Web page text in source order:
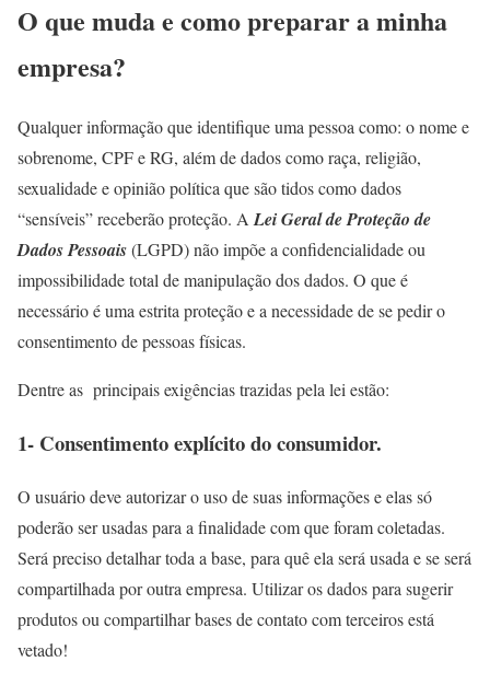
O que muda e como preparar a minha
empresa?
Qualquer informação que identifique uma pessoa como: o nome e
sobrenome, CPF e RG, além de dados como raça, religião,
sexualidade e opinião política que são tidos como dados
“sensíveis” receberão proteção. A Lei Geral de Proteção de
Dados Pessoais(LGPD) não impõe a confidencialidade ou
impossibilidade total de manipulação dos dados. O que é
necessário é uma estrita proteção e a necessidade de se pedir o
consentimento de pessoas físicas.
Dentre as principais exigências trazidas pela lei estão:
1- Consentimento explícito do consumidor.
O usuário deve autorizar o uso de suas informações e elas só
poderão ser usadas para a finalidade com que foram coletadas.
Será preciso detalhar toda a base, para quê ela será usada e se será
compartilhada por outra empresa. Utilizar os dados para sugerir
produtos ou compartilhar bases de contato com terceiros está
vetado!